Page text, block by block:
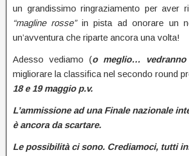
un grandissimo ringraziamento per aver
“magline rosse”in pista ad onorare un
un’avventura che riparte ancora una volta!
Adesso vediamo (o meglio…
migliorare la classifica nel secondo round
18 e 19 maggio p.v.
L’ammissione ad una Finale nazionale
è ancora da scartare.
Le possibilità ci sono. Crediamoci, tutti